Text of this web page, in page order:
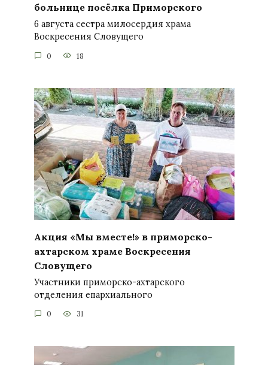
больнице посёлка Приморского
6 августа сестра милосердия храма
Воскресения Словущего
0 18
Акция «Мы вместе!» в приморско-
ахтарском храме Воскресения
Словущего
Участники приморско-ахтарского
отделения епархиального
0 31